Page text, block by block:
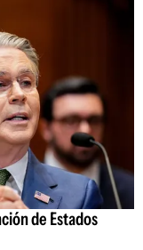
de Estados